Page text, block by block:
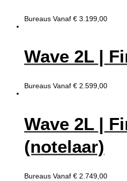
Bureaus Vanaf € 3.199,00
Wave 2L |
Bureaus Vanaf € 2.599,00
Wave 2L |
(notelaar)
Bureaus Vanaf € 2.749,00